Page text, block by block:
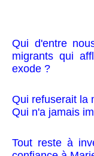
Qui d'entre
migrants qui
exode ?
Qui refuserait la
Qui n'a jamais
Tout reste à